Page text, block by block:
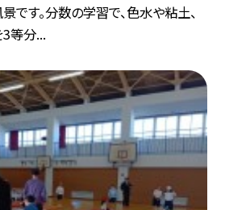
す。分数の学習で、色水や粘土、
等分...